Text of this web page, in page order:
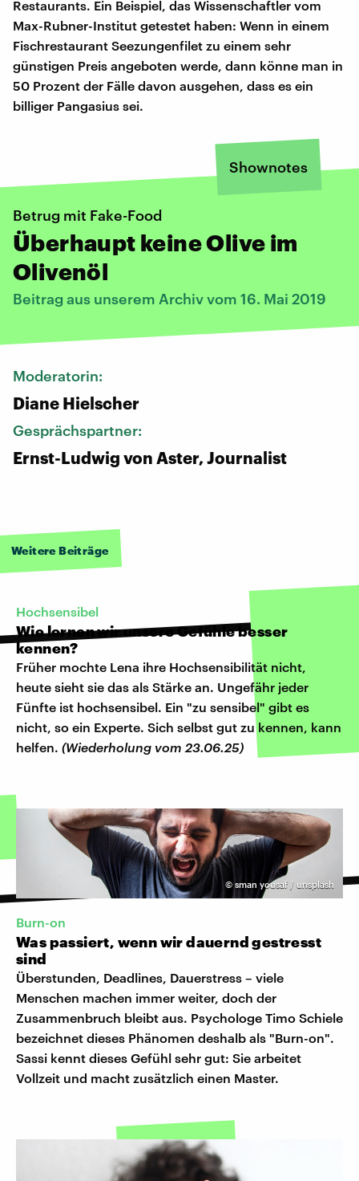
Restaurants. Ein Beispiel, das Wissenschaftler vom
Max-Rubner-Institut getestet haben: Wenn in einem
Fischrestaurant Seezungenfilet zu einem sehr
günstigen Preis angeboten werde, dann könne man in
50 Prozent der Fälle davon ausgehen, dass es ein
billiger Pangasius sei.
Shownotes
Betrug mit Fake-Food
Überhaupt keine Olive im
Olivenöl
Beitrag aus unserem Archiv vom 16. Mai 2019
Moderatorin:
Diane Hielscher
Gesprächspartner:
Ernst-Ludwig von Aster, Journalist
Weitere Beiträge
Hochsensibel
Wie lernen wir unsere Gefühle besser
kennen?
Früher mochte Lena ihre Hochsensibilität nicht,
heute sieht sie das als Stärke an. Ungefähr jeder
Fünfte ist hochsensibel. Ein "zu sensibel" gibt es
nicht, so ein Experte. Sich selbst gut zu kennen, kann
helfen. (Wiederholung vom 23.06.25)
© sman yousaf / unsplash
Burn-on
Was passiert, wenn wir dauernd gestresst
sind
Überstunden, Deadlines, Dauerstress – viele
Menschen machen immer weiter, doch der
Zusammenbruch bleibt aus. Psychologe Timo Schiele
bezeichnet dieses Phänomen deshalb als "Burn-on".
Sassi kennt dieses Gefühl sehr gut: Sie arbeitet
Vollzeit und macht zusätzlich einen Master.